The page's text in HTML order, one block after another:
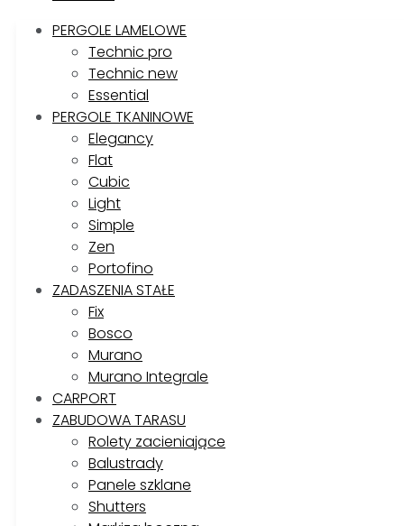
PERGOLE LAMELOWE
Technic pro
Technic new
Essential
PERGOLE TKANINOWE
Elegancy
Flat
Cubic
Light
Simple
Zen
Portofino
ZADASZENIA STAŁE
Fix
Bosco
Murano
Murano Integrale
CARPORT
ZABUDOWA TARASU
Rolety zacieniające
Balustrady
Panele szklane
Shutters